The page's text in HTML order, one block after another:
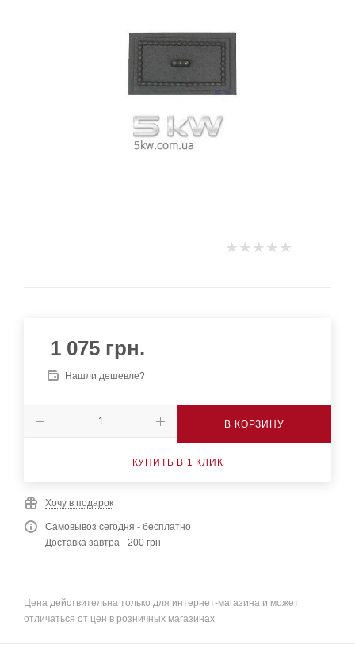
1 075 грн.
Нашли дешевле?
В КОРЗИНУ
КУПИТЬ В 1 КЛИК
Хочу в подарок
Самовывоз сегодня - бесплатно
Доставка завтра - 200 грн
Цена действительна только для интернет-магазина и может
отличаться от цен в розничных магазинах